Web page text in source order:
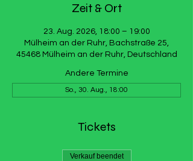
Zeit & Ort
23. Aug. 2026, 18:00 – 19:00
Mülheim an der Ruhr, Bachstraße 25,
45468 Mülheim an der Ruhr, Deutschland
Andere Termine
So., 30. Aug., 18:00
Tickets
Verkauf beendet